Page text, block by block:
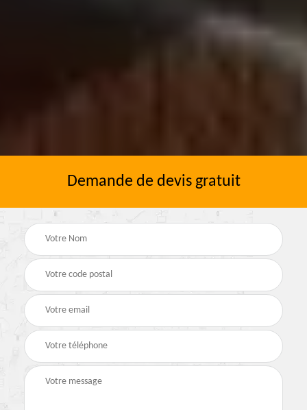
Demande de devis gratuit